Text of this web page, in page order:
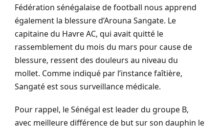
Fédération sénégalaise de football nous apprend
également la blessure d’Arouna Sangate. Le
capitaine du Havre AC, qui avait quitté le
rassemblement du mois du mars pour cause de
blessure, ressent des douleurs au niveau du
mollet. Comme indiqué par l’instance faîtière,
Sangaté est sous surveillance médicale.
Pour rappel, le Sénégal est leader du groupe B,
avec meilleure différence de but sur son dauphin le